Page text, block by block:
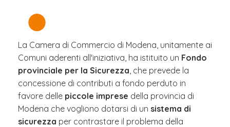
La Camera di Commercio di Modena, unitamente ai
Comuni aderenti all'iniziativa, ha istituito un Fondo
provinciale per la Sicurezza, che prevede la
concessione di contributi a fondo perduto in
favore delle piccole imprese della provincia di
Modena che vogliono dotarsi di un sistema di
sicurezza per contrastare il problema della